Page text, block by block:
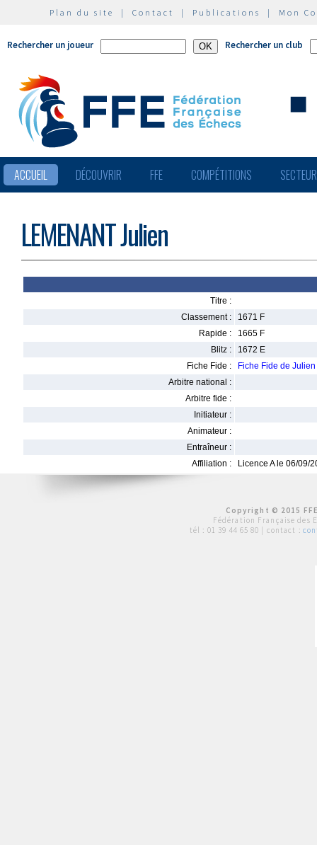
Plan du site | Contact | Publications | Mon
Rechercher un joueur Rechercher un club
ACCUEIL DÉCOUVRIR FFE COMPÉTITIONS
LEMENANT Julien
Titre :
Classement :
1671 F
Rapide :
1665 F
Blitz :
1672 E
Fiche Fide :
Fiche Fide de
Arbitre national :
Arbitre fide :
Initiateur :
Animateur :
Entraîneur :
Affiliation :
Licence A le 06/09/
Copyright © 2015
Fédération Française des
tél : 01 39 44 65 80 | contact :